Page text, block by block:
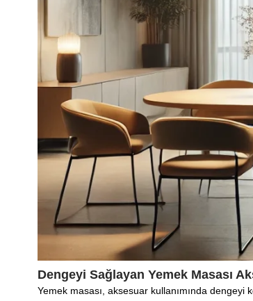
Dengeyi Sağlayan Yemek Masası
Yemek masası, aksesuar kullanımında